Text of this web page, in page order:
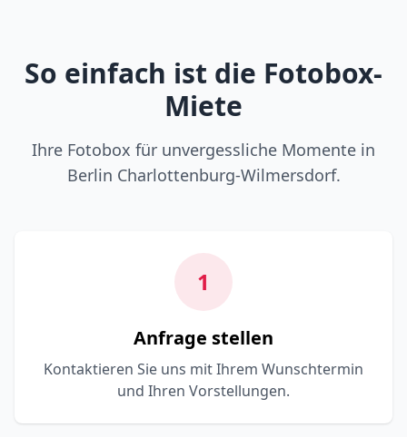
So einfach ist die Fotobox-
Miete
Ihre Fotobox für unvergessliche Momente in
Berlin Charlottenburg-Wilmersdorf.
1
Anfrage stellen
Kontaktieren Sie uns mit Ihrem Wunschtermin
und Ihren Vorstellungen.